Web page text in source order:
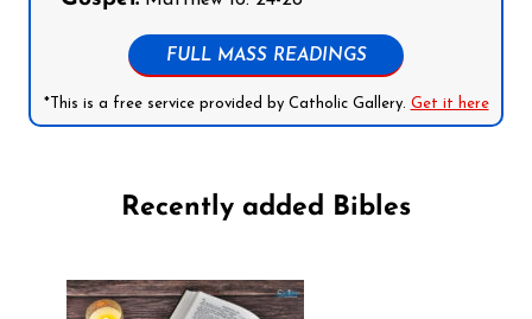
FULL MASS READINGS
*This is a free service provided by Catholic Gallery. Get it here
Recently added Bibles